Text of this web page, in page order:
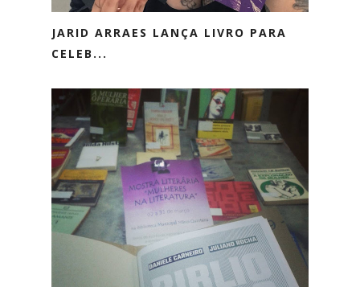
JARID ARRAES LANÇA LIVRO PARA
CELEB...